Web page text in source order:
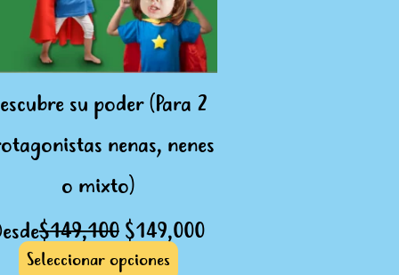
su poder (Para 2
nenas, nenes
o mixto)
$149,100$149,000
Seleccionar opciones
pueden
elegir
la
página